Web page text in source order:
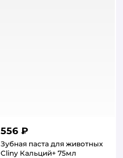
556 ₽
Зубная паста для животных
Cliny Кальций+ 75мл